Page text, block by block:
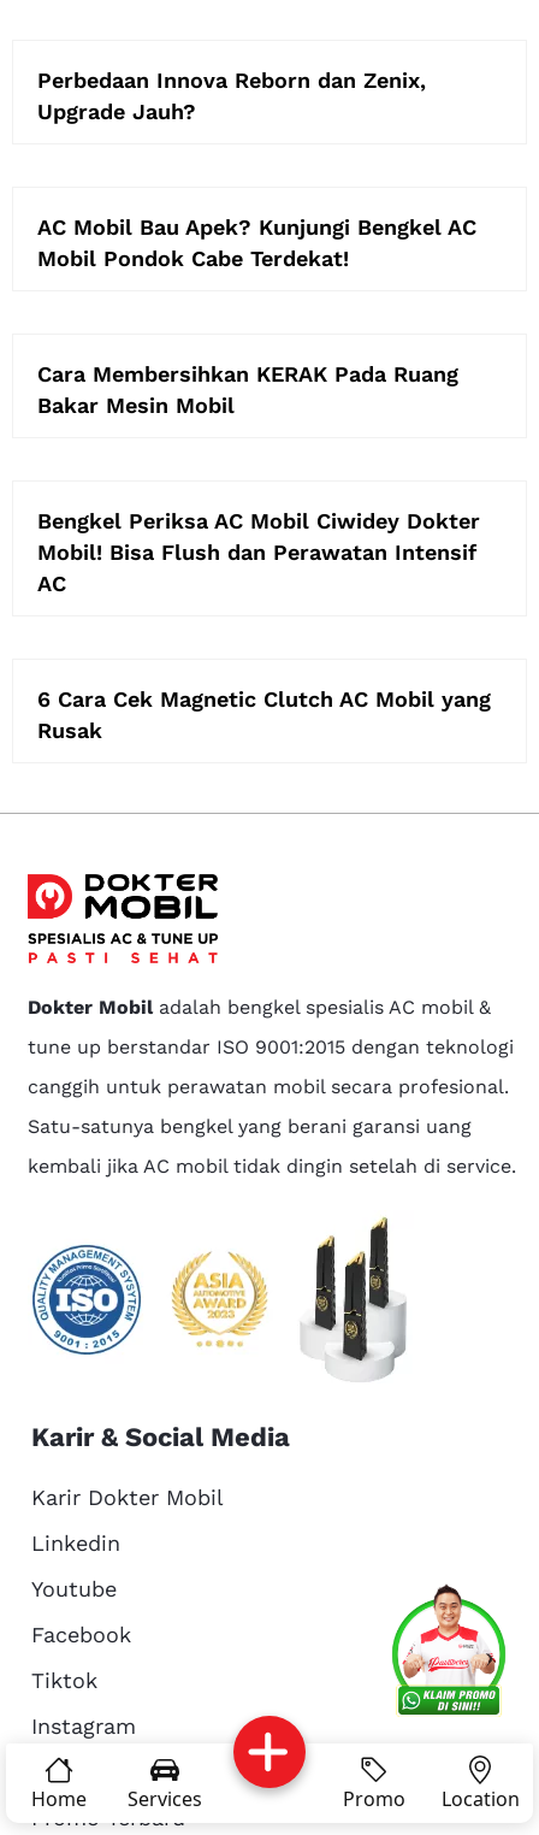
Services About Us
Complain Reservasi Article
Home Services Promo Location
Perbedaan Innova Reborn dan Zenix,
Upgrade Jauh?
AC Mobil Bau Apek? Kunjungi Bengkel AC
Mobil Pondok Cabe Terdekat!
Cara Membersihkan KERAK Pada Ruang
Bakar Mesin Mobil
Bengkel Periksa AC Mobil Ciwidey Dokter
Mobil! Bisa Flush dan Perawatan Intensif
AC
6 Cara Cek Magnetic Clutch AC Mobil yang
Rusak
Dokter Mobiladalah bengkel spesialis AC mobil &
tune up berstandar ISO 9001:2015 dengan teknologi
canggih untuk perawatan mobil secara profesional.
Satu-satunya bengkel yang berani garansi uang
kembali jika AC mobil tidak dingin setelah di service.
Karir & Social Media
Karir Dokter Mobil
Linkedin
Youtube
Facebook
Tiktok
Instagram
Kritik & Saran
Promo Terbaru